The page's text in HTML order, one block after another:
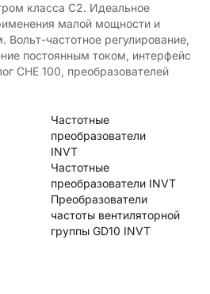
класса С2. Идеальное
малой мощности и
Вольт-частотное регулирование,
постоянным током, интерфейс
CHE 100, преобразователей
Частотные
преобразователи
INVT
Частотные
преобразователи INVT
Преобразователи
частоты вентиляторной
группы GD10 INVT